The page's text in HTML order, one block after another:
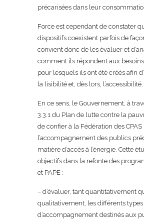
précarisées dans leur
Force est cependant de constater
dispositifs coexistent parfois de
convient donc de les évaluer et
comment ils répondent aux
pour lesquels ils ont été créés afin
la lisibilité et, dès lors, l’accessibilité.
En ce sens, le Gouvernement, à
3.3.1 du Plan de lutte contre la
de confier à la Fédération des
l’accompagnement des publics
matière d’accès à l’énergie. Cette
objectifs dans la refonte des
et PAPE :
– d’évaluer, tant quantitativement
qualitativement, les différents types
d’accompagnement destinés aux